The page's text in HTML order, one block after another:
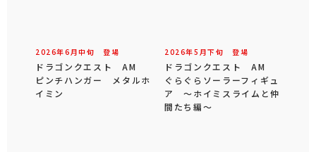
2026年6 月中旬 登場
ドラゴンクエスト AM
ピンチハンガー メタルホ
イミン
2026年5 月下旬 登場
ドラゴンクエスト AM
ぐらぐらソーラーフィギュ
ア ～ホイミスライムと仲
間たち編～